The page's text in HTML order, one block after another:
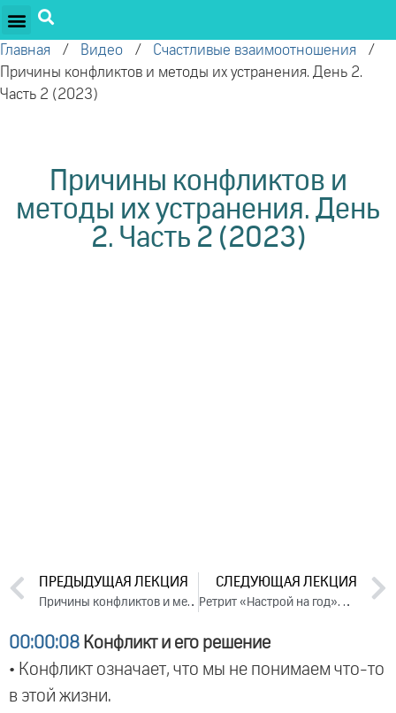
Главная / Видео / Счастливые взаимоотношения /
Причины конфликтов и методы их устранения. День 2.
Часть 2 (2023)
Причины конфликтов и
методы их устранения. День
2. Часть 2 (2023)
ПРЕДЫДУЩАЯ ЛЕКЦИЯ
Причины конфликтов и методы их устранения. День 2. Часть 1 (2023)
СЛЕДУЮЩАЯ ЛЕКЦИЯ
Ретрит «Настрой на год». Часть 1 (2023)
00:00:08 Конфликт и его решение
• Конфликт означает, что мы не понимаем что-то
в этой жизни.